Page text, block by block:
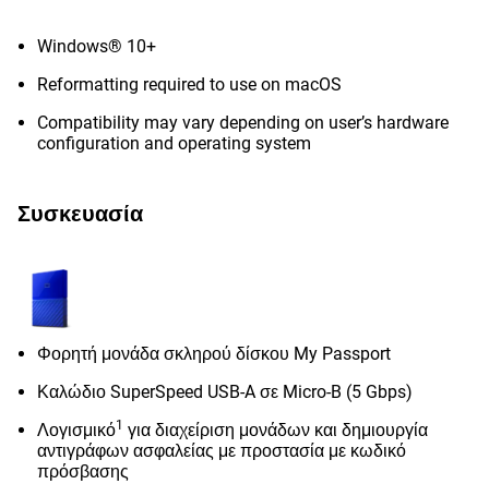
Windows® 10+
Reformatting required to use on macOS
Compatibility may vary depending on user’s hardware
configuration and operating system
Συσκευασία
Φορητή μονάδα σκληρού δίσκου My Passport
Καλώδιο SuperSpeed ​​USB-A σε Micro-B (5 Gbps)
Λογισμικό1 για διαχείριση μονάδων και δημιουργία
αντιγράφων ασφαλείας με προστασία με κωδικό
πρόσβασης